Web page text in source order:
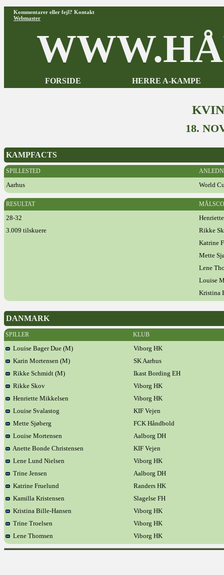
Kommentarer eller fejl? Kontakt
Webmaster
FORSIDE HERRE A-KAMPE
18.
KAMPFACTS
SPILLESTED
Aarhus World
RESULTAT
28-32
3.009 tilskuere
Rikke
Katrine
Mette
Lene
Louise
Kristina
DANMARK
SPILLER KLUB
Louise Bager Due (M)
Viborg HK
Karin Mortensen (M)
SK Aarhus
Rikke Schmidt (M)
Ikast Bording EH
Rikke Skov
Viborg HK
Henriette Mikkelsen
Viborg HK
Louise Svalastog
KIF Vejen
Mette Sjøberg
FCK Håndbold
Louise Mortensen
Aalborg DH
Anette Bonde Christensen
KIF Vejen
Lene Lund Nielsen
Viborg HK
Trine Jensen
Aalborg DH
Katrine Fruelund
Randers HK
Kamilla Kristensen
Slagelse FH
Kristina Bille-Hansen
Viborg HK
Trine Troelsen
Viborg HK
Lene Thomsen
Viborg HK